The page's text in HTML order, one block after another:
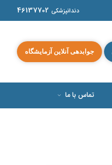
46137702 دندانپزشکی
جوابدهی آنلاین آزمایشگاه
تماس با ما